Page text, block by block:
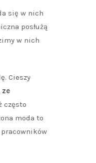
się w nich
posłużą
w nich
Cieszy
ze
często
moda to